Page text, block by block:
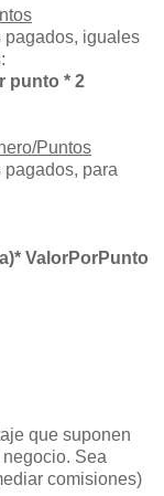
pagados, iguales
punto * 2
Puntos
para
ValorPorPunto
que suponen
Sea
comisiones)